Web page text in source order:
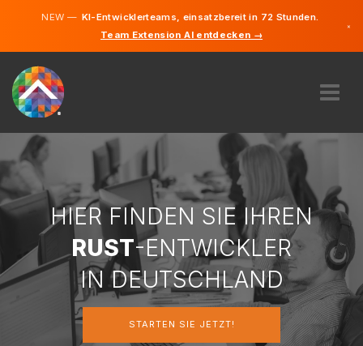
NEW —KI-Entwicklerteams, einsatzbereit in 72 Stunden.
Team Extension AI entdecken →
×
ÜBER UNS
EXPERTISE
WIE FUNKTIONIERT ES?
KARRIERE
FINDEN
DEUTSCHLAND
STARTEN SIE JETZT
HIER FINDEN SIE IHREN
RUST-ENTWICKLER
IN DEUTSCHLAND
STARTEN SIE JETZT!